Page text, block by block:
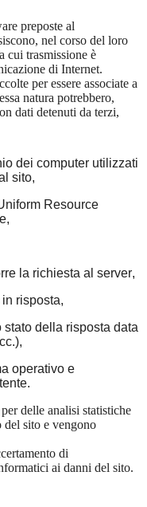
preposte al
nel corso del loro
cui trasmissione è
di Internet.
per essere associate a
natura potrebbero,
dati detenuti da terzi,
dei computer utilizzati
sito,
Resource
la richiesta al server,
risposta,
della risposta data
operativo e
delle analisi statistiche
del sito e vengono
di
ai danni del sito.